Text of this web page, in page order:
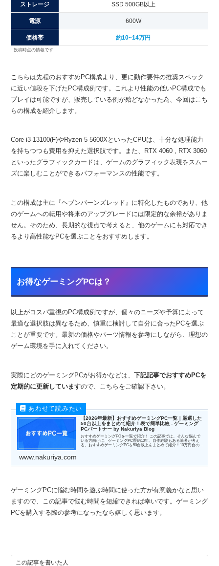
ストレージ SSD 500GB以上
電源 600W
価格帯 約10~14万円
投稿時点の情報です
こちらは先程のおすすめPC構成より、更に動作要件の推奨スペック
に近い値段を下げたPC構成例です。これより性能の低いPC構成でも
プレイは可能ですが、販売している例が殆どなかった為、今回はこち
らの構成を紹介します。
Core i3-13100(F)やRyzen 5 5600XといったCPUは、十分な処理能力
を持ちつつも費用を抑えた選択肢です。また、RTX 4060 , RTX 3060
といったグラフィックカードは、ゲームのグラフィック表現をスムー
ズに楽しむことができるパフォーマンスの性能です。
この構成は主に『ヘブンバーンズレッド』に特化したものであり、他
のゲームへの転用や将来のアップグレードには限定的な余裕がありま
せん。そのため、長期的な視点で考えると、他のゲームにも対応でき
るより高性能なPCを選ぶことをおすすめします。
お得なゲーミングPCは？
以上がコスパ重視のPC構成例ですが、個々のニーズや予算によって
最適な選択肢は異なるため、慎重に検討して自分に合ったPCを選ぶ
ことが重要です。最新の価格やパーツ情報を参考にしながら、理想の
ゲーム環境を手に入れてください。
実際にどのゲーミングPCがお得かなどは、 下記記事でおすすめPCを
定期的に更新していますので、こちらをご確認下さい。
【2026年最新】おすすめゲーミングPC一覧｜厳選した
50台以上をまとめて紹介！表で簡単比較 - ゲーミング
PCパートナー by Nakuriya Blog
おすすめゲーミングPCを一覧で紹介！ この記事では、そんな悩んで
いる方向けに、ゲーミングPC歴約10年、自作経験もある筆者が考え
る、おすすめゲーミングPCを50台以上をまとめて紹介！10万円台の格
www.nakuriya.com
ゲーミングPCに悩む時間を遊ぶ時間に使った方が有意義かなと思い
ますので、この記事で悩む時間を短縮できれば幸いです。ゲーミング
PCを購入する際の参考になったなら嬉しく思います。
この記事を書いた人